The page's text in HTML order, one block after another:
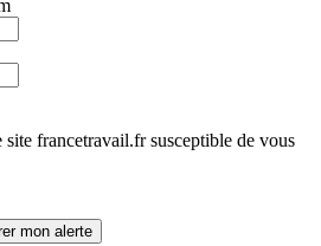
francetravail.fr susceptible de vous
mon alerte